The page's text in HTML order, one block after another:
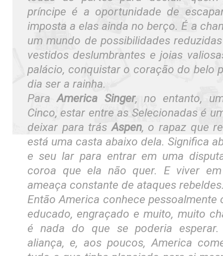
príncipe é a oportunidade de
imposta a elas ainda no berço. É a
um mundo de possibilidades
vestidos deslumbrantes e joias
palácio, conquistar o coração do belo
dia ser a rainha.
ParaAmerica Singer, no entanto,
Cinco, estar entre as Selecionadas é
deixar para trásAspen, o rapaz que
está uma casta abaixo dela. Significa
e seu lar para entrar em uma
coroa que ela não quer. E viver
ameaça constante de ataques
Então America conhece pessoalmente
educado, engraçado e muito, muito
é nada do que se poderia
aliança, e, aos poucos, America